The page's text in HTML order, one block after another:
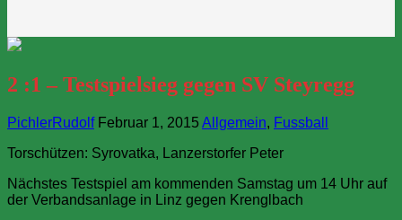
2 :1 – Testspielsieg gegen SV Steyregg
PichlerRudolfFebruar 1, 2015Allgemein, Fussball
Torschützen: Syrovatka, Lanzerstorfer Peter
Nächstes Testspiel am kommenden Samstag um 14 Uhr auf
der Verbandsanlage in Linz gegen Krenglbach